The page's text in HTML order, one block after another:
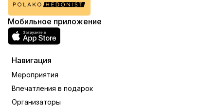
Мобильное приложение
Навигация
Мероприятия
Впечатления в подарок
Организаторы